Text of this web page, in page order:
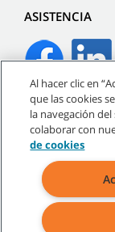
ASISTENCIA
©2026 Tennant
Mapa del sitio
Al hacer clic en
que las cookies
la navegación
colaborar con
de cookies